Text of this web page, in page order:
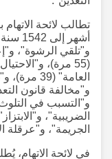
و"تلقي الرشوة"،
(55 مرة)،
و"مخالفة قانون
و"التسبب في التلوث
الضريبية"،
الجريمة"، و"عرقلة